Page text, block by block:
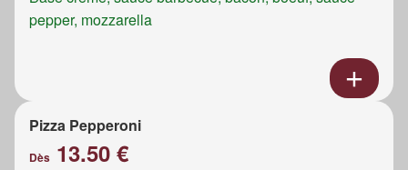
pepper, mozzarella
Pizza Pepperoni
Dès 13.50 €